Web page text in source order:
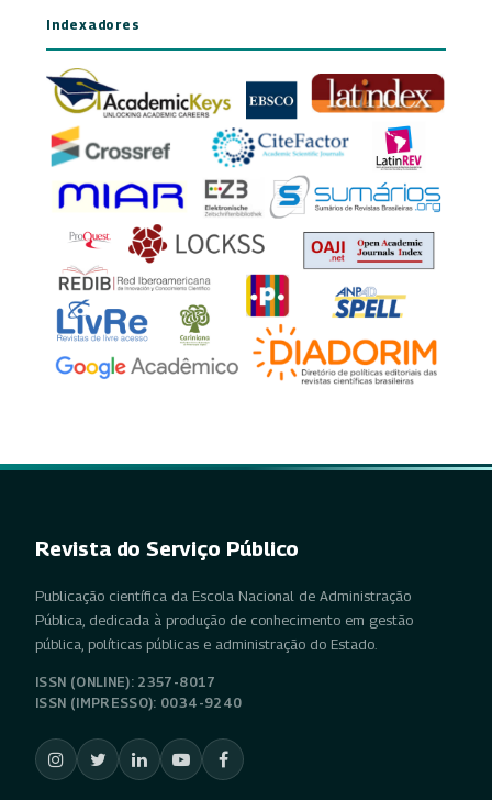
Indexadores
Revista do Serviço Público
Publicação científica da Escola Nacional de Administração
Pública, dedicada à produção de conhecimento em gestão
pública, políticas públicas e administração do Estado.
ISSN (ONLINE): 2357-8017
ISSN (IMPRESSO): 0034-9240